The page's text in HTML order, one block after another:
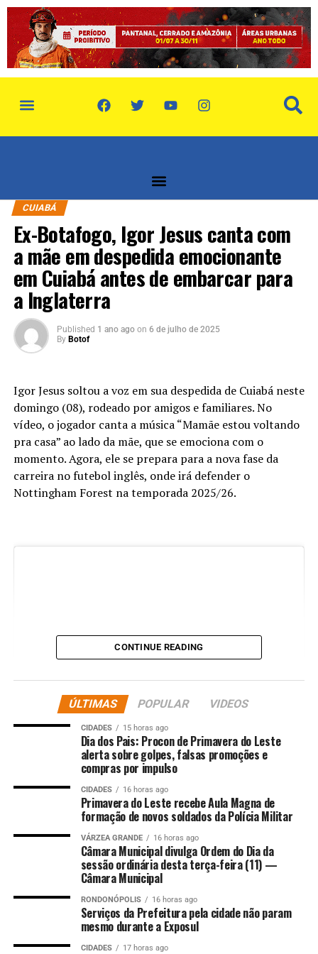
CUIABÁ
Ex-Botafogo, Igor Jesus canta com
a mãe em despedida emocionante
em Cuiabá antes de embarcar para
a Inglaterra
Published 1 ano ago on 6 de julho de 2025
By Botof
Igor Jesus soltou a voz em sua despedida de Cuiabá neste
domingo (08), rodeado por amigos e familiares. No
vídeo, o jogador canta a música “Mamãe estou voltando
pra casa” ao lado da mãe, que se emociona com o
momento. Agora, ele se prepara para a nova fase da
carreira no futebol inglês, onde irá defender o
Nottingham Forest na temporada 2025/26.
Ver essa foto no Instagram
CONTINUE READING
ÚLTIMAS POPULAR VIDEOS
CIDADES 15 horas ago
Dia dos Pais: Procon de Primavera do Leste
alerta sobre golpes, falsas promoções e
compras por impulso
CIDADES 16 horas ago
Primavera do Leste recebe Aula Magna de
formação de novos soldados da Polícia Militar
VÁRZEA GRANDE 16 horas ago
Câmara Municipal divulga Ordem do Dia da
sessão ordinária desta terça-feira (11) —
Câmara Municipal
RONDONÓPOLIS 16 horas ago
Serviços da Prefeitura pela cidade não param
mesmo durante a Exposul
CIDADES 17 horas ago